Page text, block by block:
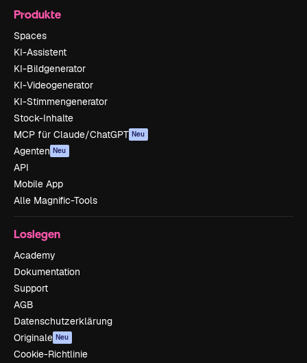
Produkte
Spaces
KI-Assistent
KI-Bildgenerator
KI-Videogenerator
KI-Stimmengenerator
Stock-Inhalte
MCP für Claude/ChatGPT Neu
Agenten Neu
API
Mobile App
Alle Magnific-Tools
Loslegen
Academy
Dokumentation
Support
AGB
Datenschutzerklärung
Originale Neu
Cookie-Richtlinie